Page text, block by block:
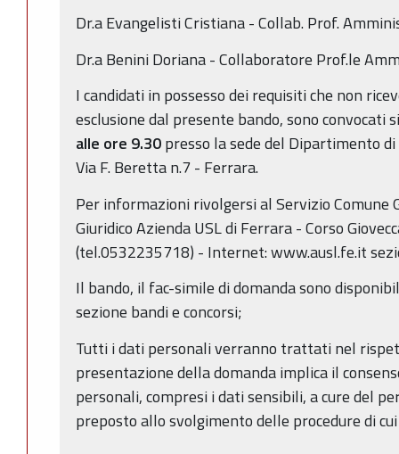
Dr.a Evangelisti Cristiana - Collab. Prof.
Dr.a Benini Doriana - Collaboratore Prof.le
I candidati in possesso dei requisiti che non
esclusione dal presente bando, sono convocati
alle ore 9.30presso la sede del Dipartimento
Via F. Beretta n.7 - Ferrara.
Per informazioni rivolgersi al Servizio Comune
Giuridico Azienda USL di Ferrara - Corso
(tel.0532235718) - Internet: www.ausl.fe.it
Il bando, il fac-simile di domanda sono
sezione bandi e concorsi;
Tutti i dati personali verranno trattati nel
presentazione della domanda implica il
personali, compresi i dati sensibili, a cure del
preposto allo svolgimento delle procedure di